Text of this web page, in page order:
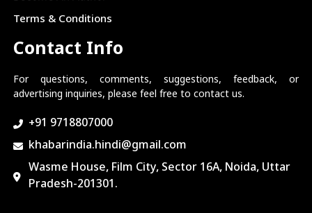
Terms & Conditions
Contact Info
For questions, comments, suggestions, feedback, or
advertising inquiries, please feel free to contact us.
+91 9718807000
khabarindia.hindi@gmail.com
Wasme House, Film City, Sector 16A, Noida, Uttar
Pradesh-201301.